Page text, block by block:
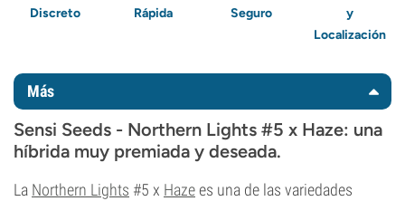
Discreto
Rápida
Seguro
y
Localización
Más
Sensi Seeds - Northern Lights #5 x Haze: una
híbrida muy premiada y deseada.
La Northern Lights #5 x Hazees una de las variedades